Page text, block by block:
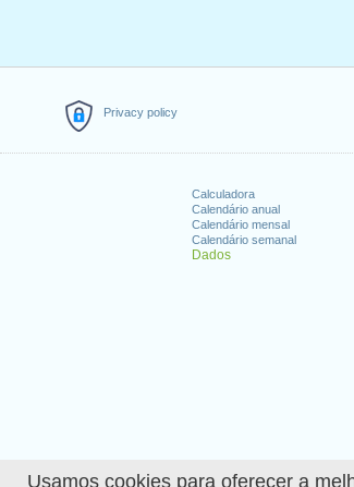
Usamos cookies para oferecer a
Privacy policy
Calculadora
Calendário anual
Calendário mensal
Calendário semanal
Dados